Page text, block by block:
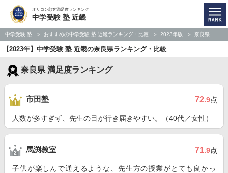
オリコン顧客満足度ランキング
中学受験 塾 近畿
中学受験 塾 おすすめの中学受験 塾 近畿ランキング・比較 2023年版 奈良県
【2023年】中学受験 塾 近畿の奈良県ランキング・比較
奈良県 満足度ランキング
市田塾 72.9点
人数が多すぎず、先生の目が行き届きやすい。（40代／女性）
馬渕教室 71.9点
子供が楽しんで通えるような、先生方の授業がとても良かっ